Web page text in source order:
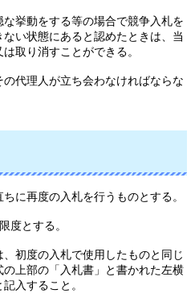
挙動をする等の場合で競争入札を
い状態にあると認めたときは、当
取り消すことができる。
代理人が立ち会わなければならな
に再度の入札を行うものとする。
度とする。
初度の入札で使用したものと同じ
上部の「入札書」と書かれた左横
入すること。